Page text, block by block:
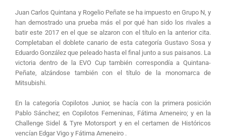
Juan Carlos Quintana y Rogelio Peñate se ha impuesto en Grupo N, y
han demostrado una prueba más el por qué han sido los rivales a
batir este 2017 en el que se alzaron con el título en la anterior cita.
Completaban el doblete canario de esta categoría Gustavo Sosa y
Eduardo González que peleado hasta el final junto a sus paisanos. La
victoria dentro de la EVO Cup también correspondía a Quintana-
Peñate, alzándose también con el título de la monomarca de
Mitsubishi.
En la categoría Copilotos Junior, se hacía con la primera posición
Pablo Sánchez; en Copilotos Femeninas, Fátima Ameneiro; y en la
Challenge Sidel & Tyre Motorsport y en el certamen de Históricos
vencían Edgar Vigo y Fátima Ameneiro .